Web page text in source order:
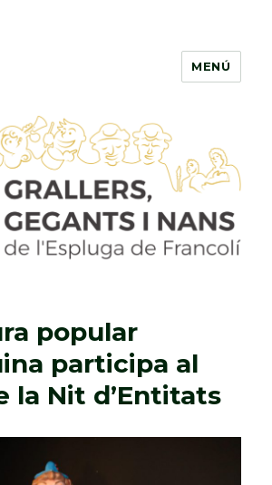
i Nans de
Francolí
MENÚ
popular
participa al
la Nit d’Entitats